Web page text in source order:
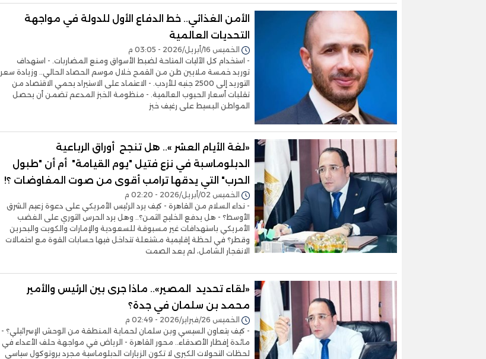
الأمن الغذائي.. خط الدفاع الأول للدولة في مواجهة
التحديات العالمية
الخميس 16/أبريل/2026 - 03:05 م
- استخدام كل الآليات المتاحة لضبط الأسواق ومنع المضاربات. - استهداف
توريد خمسة ملايين طن من القمح خلال موسم الحصاد الحالي.. وزيادة سعر
التوريد إلى 2500 جنيه للأردب. - الاعتماد على الاستيراد يحمي الاقتصاد من
تقلبات أسعار الحبوب العالمية. - منظومة الخبز المدعم تضمن أن يحصل
المواطن البسيط على رغيف خبز
«لغة الأيام العشر ».. هل تنجح أوراق الرباعية
الدبلوماسبة في نزع فتيل "يوم القيامة" أم أن "طبول
الحرب" التي يدقها ترامب أقوى من صوت المفاوضات ؟!
الخميس 02/أبريل/2026 - 02:20 م
- نداء السلام من القاهرة - كيف يرد الرئيس الأمريكي على دعوة زعيم الشرق
الأوسط؟ - هل يدفع الخليج الثمن؟.. وهل يرد الحرس الثوري على الغضب
الأمريكي باستهدافات غير مسبوقة للسعودية والإمارات والكويت والبحرين
وقطر؟ في لحظة إقليمية مشتعلة تتداخل فيها حسابات القوة مع احتمالات
الانفجار الشامل، لم يعد الصمت
«لقاء تحديد المصير».. ماذا جرى بين الرئيس والأمير
محمد بن سلمان في جدة؟
الخميس 26/فبراير/2026 - 02:49 م
- كيف يتعاون السيسي وبن سلمان لحماية المنطقة من الوحش الإسرائيلي؟ -
مائدة إفطار الأصدقاء.. محور القاهرة - الرياض في مواجهة حلف الأعداء في
لحظات التحولات الكبرى لا تكون الزيارات الدبلوماسية مجرد بروتوكول سياسي